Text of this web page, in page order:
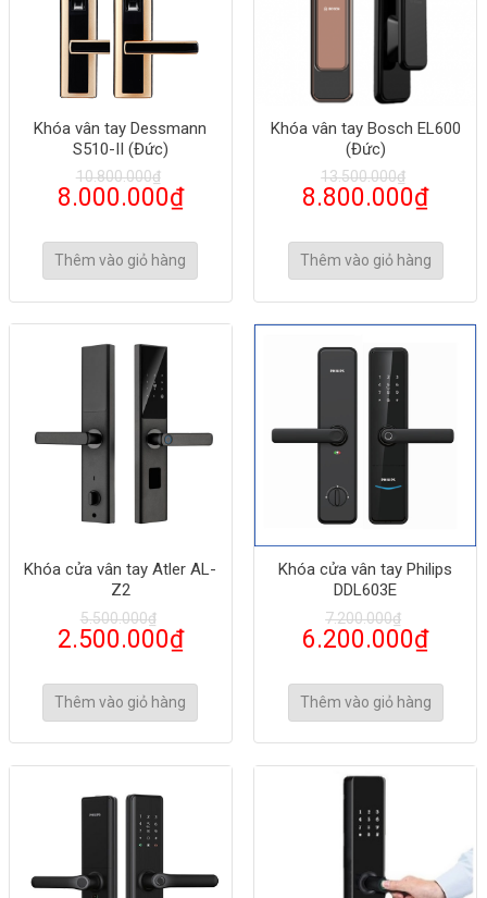
Khóa vân tay Dessmann
S510-II (Đức)
10.800.000₫
8.000.000₫
Thêm vào giỏ hàng
Khóa vân tay Bosch EL600
(Đức)
13.500.000₫
8.800.000₫
Thêm vào giỏ hàng
Khóa cửa vân tay Atler AL-
Z2
5.500.000₫
2.500.000₫
Thêm vào giỏ hàng
Khóa cửa vân tay Philips
DDL603E
7.200.000₫
6.200.000₫
Thêm vào giỏ hàng